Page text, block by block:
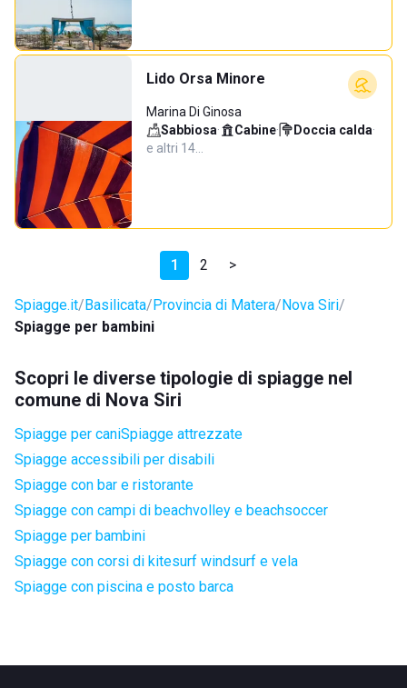
Lido Orsa Minore
Marina Di Ginosa
Sabbiosa· Cabine· Doccia calda·
e altri 14…
1 2 >
Spiagge.it Basilicata Provincia di Matera Nova Siri
Spiagge per bambini
Scopri le diverse tipologie di spiagge nel
comune di Nova Siri
Spiagge per caniSpiagge attrezzate
Spiagge accessibili per disabili
Spiagge con bar e ristorante
Spiagge con campi di beachvolley e beachsoccer
Spiagge per bambini
Spiagge con corsi di kitesurf windsurf e vela
Spiagge con piscina e posto barca